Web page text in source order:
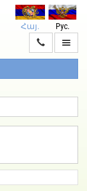
Հայ. Рус.